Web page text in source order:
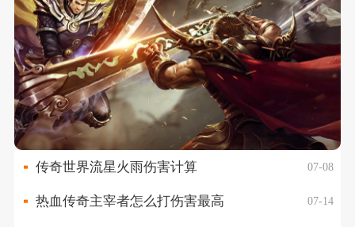
传奇世界流星火雨伤害计算 07-08
热血传奇主宰者怎么打伤害最高 07-14